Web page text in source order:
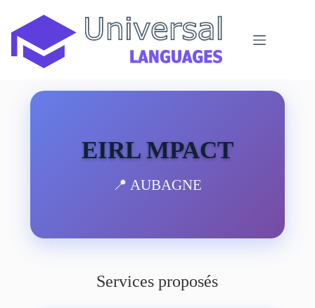
contenu
EIRL MPACT
📍 AUBAGNE
Services proposés